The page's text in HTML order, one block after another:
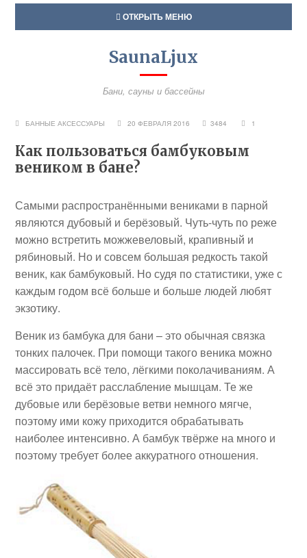
ОТКРЫТЬ МЕНЮ
SaunaLjux
Бани, сауны и бассейны
БАННЫЕ АКСЕССУАРЫ 20 ФЕВРАЛЯ 2016 3484 1
Как пользоваться бамбуковым
веником в бане?
Самыми распространёнными вениками в парной
являются дубовый и берёзовый. Чуть-чуть по реже
можно встретить можжевеловый, крапивный и
рябиновый. Но и совсем большая редкость такой
веник, как бамбуковый. Но судя по статистики, уже с
каждым годом всё больше и больше людей любят
экзотику.
Веник из бамбука для бани – это обычная связка
тонких палочек. При помощи такого веника можно
массировать всё тело, лёгкими поколачиваниям. А
всё это придаёт расслабление мышцам. Те же
дубовые или берёзовые ветви немного мягче,
поэтому ими кожу приходится обрабатывать
наиболее интенсивно. А бамбук твёрже на много и
поэтому требует более аккуратного отношения.